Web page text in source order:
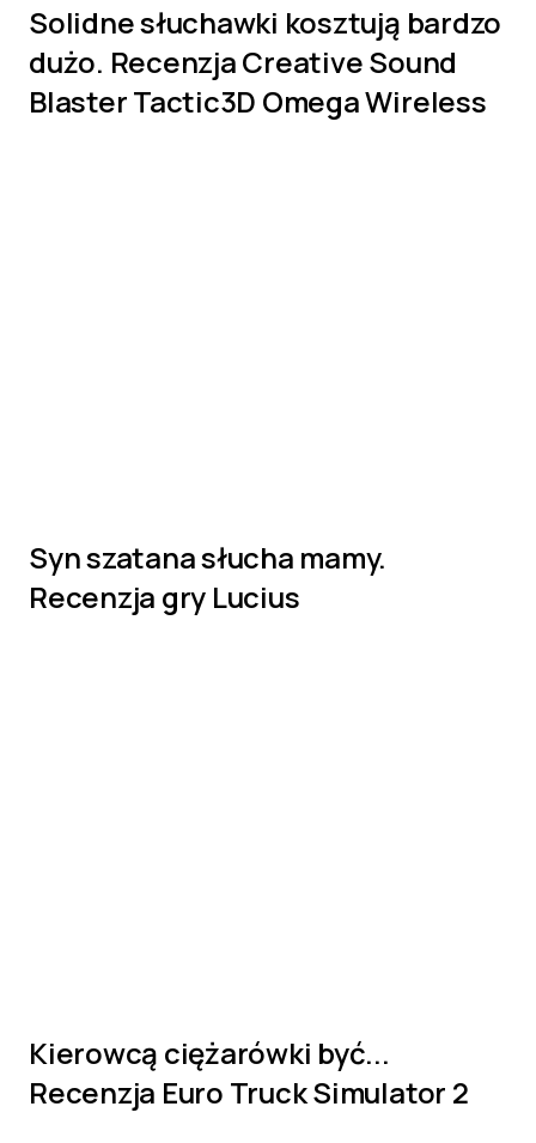
Solidne słuchawki kosztują bardzo
dużo. Recenzja Creative Sound
Blaster Tactic3D Omega Wireless
Syn szatana słucha mamy.
Recenzja gry Lucius
Kierowcą ciężarówki być...
Recenzja Euro Truck Simulator 2